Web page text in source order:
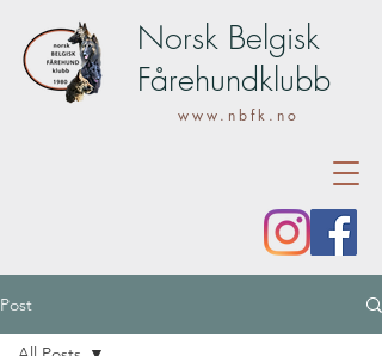
Norsk Belgisk
Fårehundklubb
www.nbfk.no
Post